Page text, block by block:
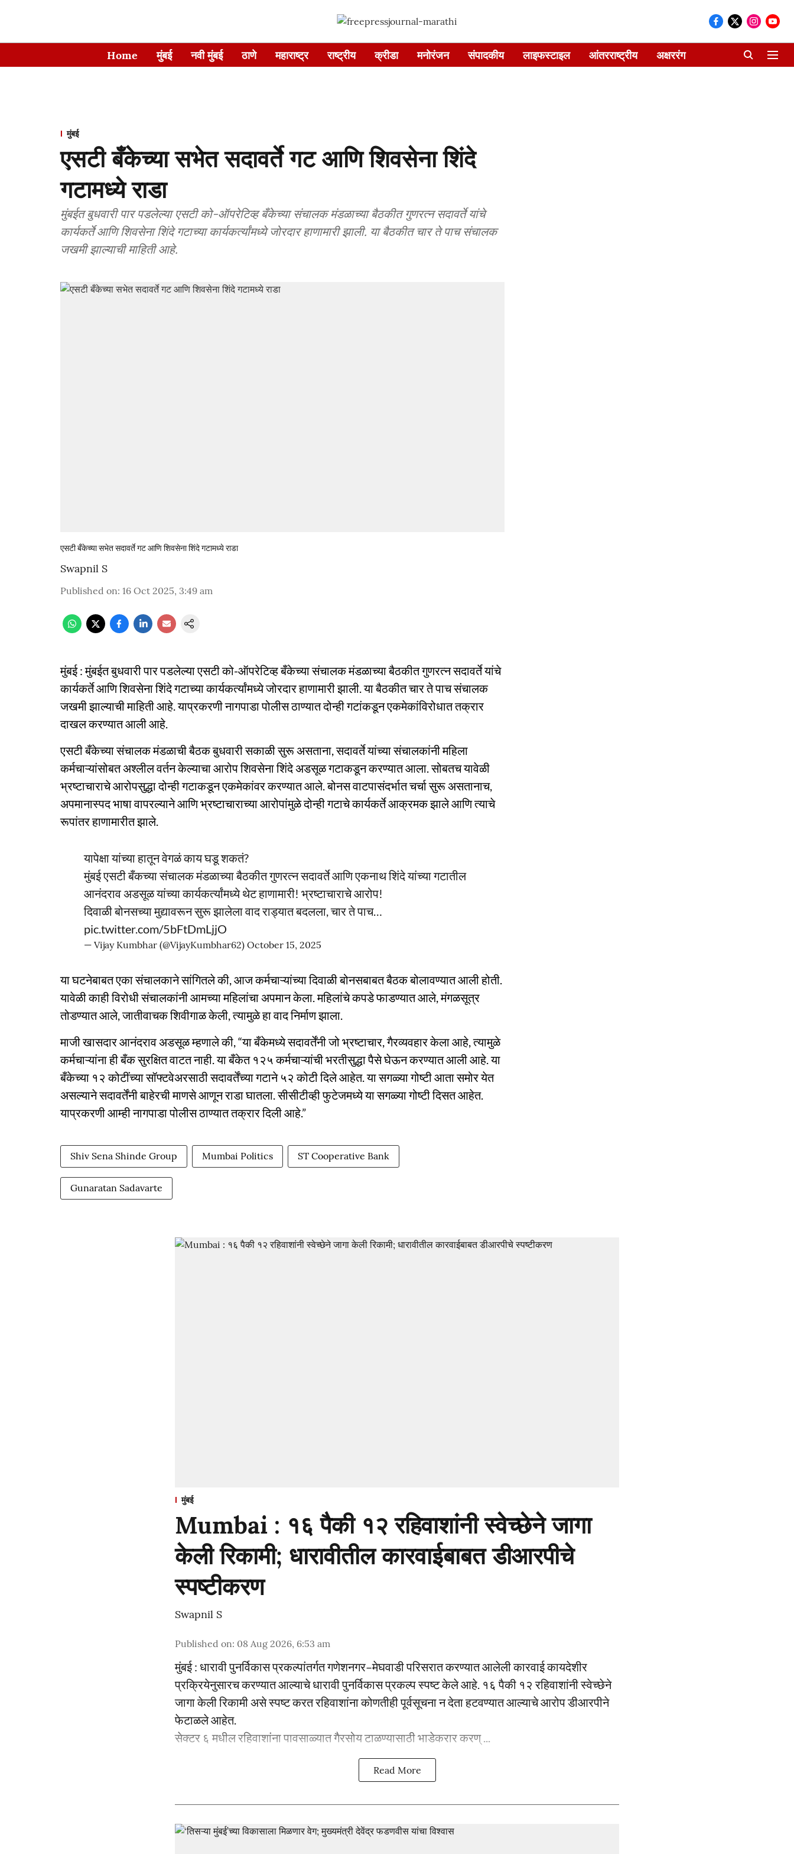
Home मुंबई नवी मुंबई ठाणे महाराष्ट्र राष्ट्रीय क्रीडा मनोरंजन संपादकीय लाइफस्टाइल आंतरराष्ट्रीय अक्षररंग
मुंबई
एसटी बँकेच्या सभेत सदावर्ते गट आणि शिवसेना शिंदे
गटामध्ये राडा
मुंबईत बुधवारी पार पडलेल्या एसटी को-ऑपरेटिव्ह बँकेच्या संचालक मंडळाच्या बैठकीत गुणरत्न सदावर्ते यांचे
कार्यकर्ते आणि शिवसेना शिंदे गटाच्या कार्यकर्त्यांमध्ये जोरदार हाणामारी झाली. या बैठकीत चार ते पाच संचालक
जखमी झाल्याची माहिती आहे.
एसटी बँकेच्या सभेत सदावर्ते गट आणि शिवसेना शिंदे गटामध्ये राडा
Swapnil S
Published on: 16 Oct 2025, 3:49 am
मुंबई : मुंबईत बुधवारी पार पडलेल्या एसटी को-ऑपरेटिव्ह बँकेच्या संचालक मंडळाच्या बैठकीत गुणरत्न सदावर्ते यांचे
कार्यकर्ते आणि शिवसेना शिंदे गटाच्या कार्यकर्त्यांमध्ये जोरदार हाणामारी झाली. या बैठकीत चार ते पाच संचालक
जखमी झाल्याची माहिती आहे. याप्रकरणी नागपाडा पोलीस ठाण्यात दोन्ही गटांकडून एकमेकांविरोधात तक्रार
दाखल करण्यात आली आहे.
एसटी बँकेच्या संचालक मंडळाची बैठक बुधवारी सकाळी सुरू असताना, सदावर्ते यांच्या संचालकांनी महिला
कर्मचाऱ्यांसोबत अश्लील वर्तन केल्याचा आरोप शिवसेना शिंदे अडसूळ गटाकडून करण्यात आला. सोबतच यावेळी
भ्रष्टाचाराचे आरोपसुद्धा दोन्ही गटाकडून एकमेकांवर करण्यात आले. बोनस वाटपासंदर्भात चर्चा सुरू असतानाच,
अपमानास्पद भाषा वापरल्याने आणि भ्रष्टाचाराच्या आरोपांमुळे दोन्ही गटाचे कार्यकर्ते आक्रमक झाले आणि त्याचे
रूपांतर हाणामारीत झाले.
यापेक्षा यांच्या हातून वेगळं काय घडू शकतं?
मुंबई एसटी बँकच्या संचालक मंडळाच्या बैठकीत गुणरत्न सदावर्ते आणि एकनाथ शिंदे यांच्या गटातील
आनंदराव अडसूळ यांच्या कार्यकर्त्यांमध्ये थेट हाणामारी! भ्रष्टाचाराचे आरोप!
दिवाळी बोनसच्या मुद्यावरून सुरू झालेला वाद राड्यात बदलला, चार ते पाच…
pic.twitter.com/5bFtDmLjjO
— Vijay Kumbhar (@VijayKumbhar62) October 15, 2025
या घटनेबाबत एका संचालकाने सांगितले की, आज कर्मचाऱ्यांच्या दिवाळी बोनसबाबत बैठक बोलावण्यात आली होती.
यावेळी काही विरोधी संचालकांनी आमच्या महिलांचा अपमान केला. महिलांचे कपडे फाडण्यात आले, मंगळसूत्र
तोडण्यात आले, जातीवाचक शिवीगाळ केली, त्यामुळे हा वाद निर्माण झाला.
माजी खासदार आनंदराव अडसूळ म्हणाले की, “या बँकेमध्ये सदावर्तेंनी जो भ्रष्टाचार, गैरव्यवहार केला आहे, त्यामुळे
कर्मचाऱ्यांना ही बँक सुरक्षित वाटत नाही. या बँकेत १२५ कर्मचाऱ्यांची भरतीसुद्धा पैसे घेऊन करण्यात आली आहे. या
बँकेच्या १२ कोटींच्या सॉफ्टवेअरसाठी सदावर्तेंच्या गटाने ५२ कोटी दिले आहेत. या सगळ्या गोष्टी आता समोर येत
असल्याने सदावर्तेंनी बाहेरची माणसे आणून राडा घातला. सीसीटीव्ही फुटेजमध्ये या सगळ्या गोष्टी दिसत आहेत.
याप्रकरणी आम्ही नागपाडा पोलीस ठाण्यात तक्रार दिली आहे.”
Shiv Sena Shinde Group Mumbai Politics ST Cooperative Bank
Gunaratan Sadavarte
मुंबई
Mumbai : १६ पैकी १२ रहिवाशांनी स्वेच्छेने जागा
केली रिकामी; धारावीतील कारवाईबाबत डीआरपीचे
स्पष्टीकरण
Swapnil S
Published on: 08 Aug 2026, 6:53 am
मुंबई : धारावी पुनर्विकास प्रकल्पांतर्गत गणेशनगर–मेघवाडी परिसरात करण्यात आलेली कारवाई कायदेशीर
प्रक्रियेनुसारच करण्यात आल्याचे धारावी पुनर्विकास प्रकल्प स्पष्ट केले आहे. १६ पैकी १२ रहिवाशांनी स्वेच्छेने
जागा केली रिकामी असे स्पष्ट करत रहिवाशांना कोणतीही पूर्वसूचना न देता हटवण्यात आल्याचे आरोप डीआरपीने
फेटाळले आहेत.
सेक्टर ६ मधील रहिवाशांना पावसाळ्यात गैरसोय टाळण्यासाठी भाडेकरार करण् ...
Read More